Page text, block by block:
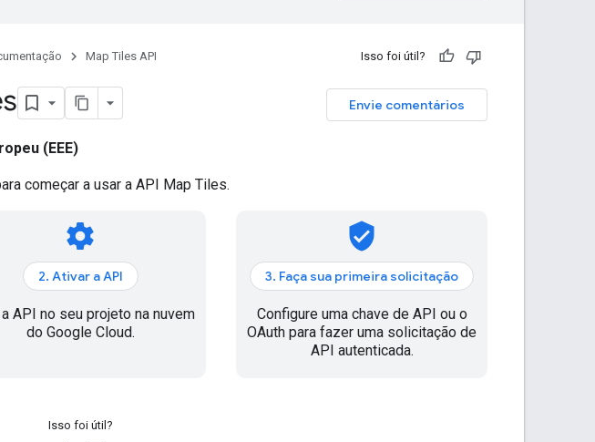
Map Tiles API Isso foi útil?
Envie comentários
(EEE)
começar a usar a API Map Tiles.
settings
2. Ativar a API
API no seu projeto na nuvem
do Google Cloud.
verified_user
3. Faça sua primeira solicitação
Configure uma chave de API ou o
OAuth para fazer uma solicitação de
API autenticada.
Isso foi útil?